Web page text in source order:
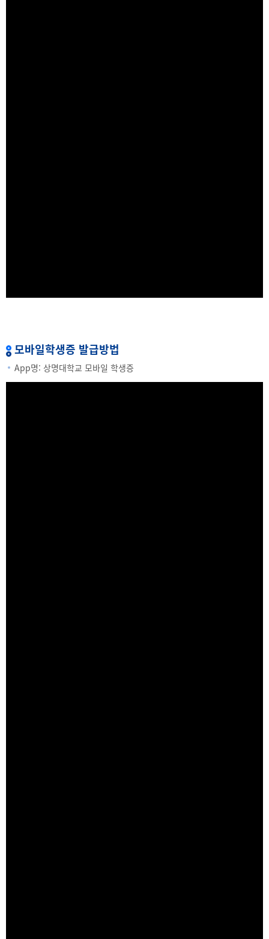
모바일학생증 발급방법
App명: 상명대학교 모바일 학생증